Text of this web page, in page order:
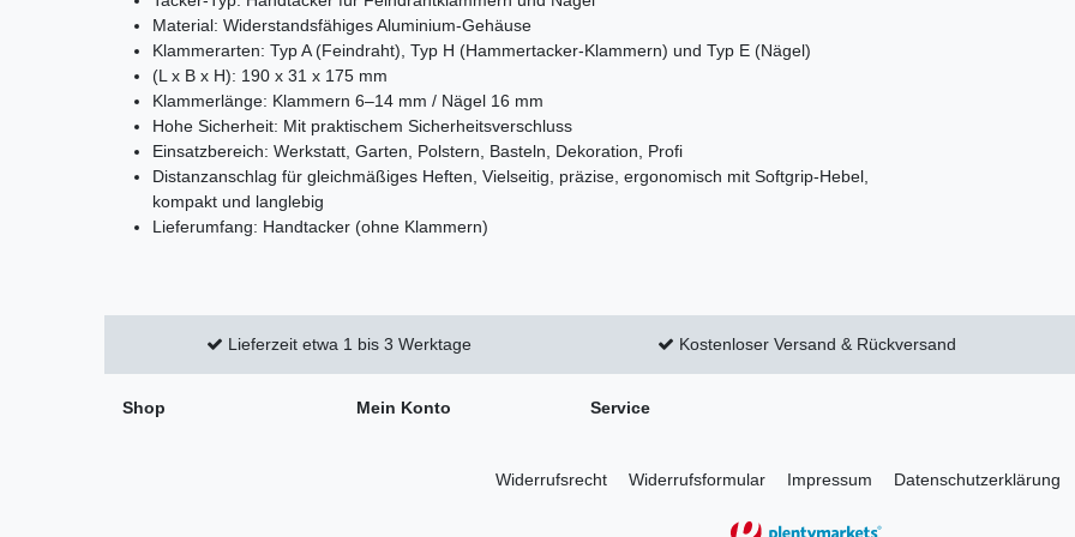
Material: Widerstandsfähiges Aluminium-Gehäuse
Klammerarten: Typ A (Feindraht), Typ H (Hammertacker-Klammern) und Typ E (Nägel)
(L x B x H): 190 x 31 x 175 mm
Klammerlänge: Klammern 6–14 mm / Nägel 16 mm
Hohe Sicherheit: Mit praktischem Sicherheitsverschluss
Einsatzbereich: Werkstatt, Garten, Polstern, Basteln, Dekoration, Profi
Distanzanschlag für gleichmäßiges Heften, Vielseitig, präzise, ergonomisch mit Softgrip-Hebel,
kompakt und langlebig
Lieferumfang: Handtacker (ohne Klammern)
Lieferzeit etwa 1 bis 3 Werktage Kostenloser Versand & Rückversand
Shop Mein Konto Service
Widerrufs­recht Widerrufs­formular Impressum Daten­schutz­erklärung